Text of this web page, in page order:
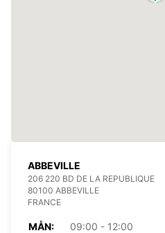
ABBEVILLE
206 220 BD DE LA REPUBLIQUE
80100 ABBEVILLE
FRANCE
MÅN:
09:00 - 12:00